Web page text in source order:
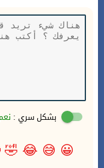
بشكل سري :
😀
😅
😂
🤣